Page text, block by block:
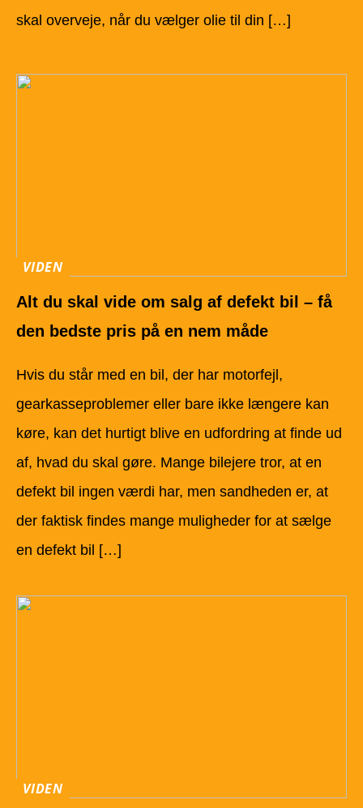
skal overveje, når du vælger olie til din […]
VIDEN
Alt du skal vide om salg af defekt bil – få
den bedste pris på en nem måde
Hvis du står med en bil, der har motorfejl,
gearkasseproblemer eller bare ikke længere kan
køre, kan det hurtigt blive en udfordring at finde ud
af, hvad du skal gøre. Mange bilejere tror, at en
defekt bil ingen værdi har, men sandheden er, at
der faktisk findes mange muligheder for at sælge
en defekt bil […]
VIDEN